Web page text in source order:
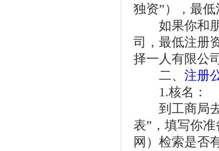
独资”），最
如果你和朋
司，最低注册
择一人有限公
二、 注册
1.核名：
到工商局去
表”，填写你
网）检索是否